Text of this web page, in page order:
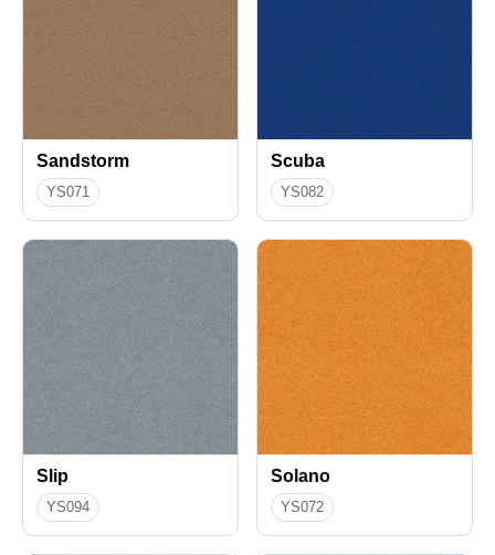
Sandstorm
YS071
Scuba
YS082
Slip
YS094
Solano
YS072